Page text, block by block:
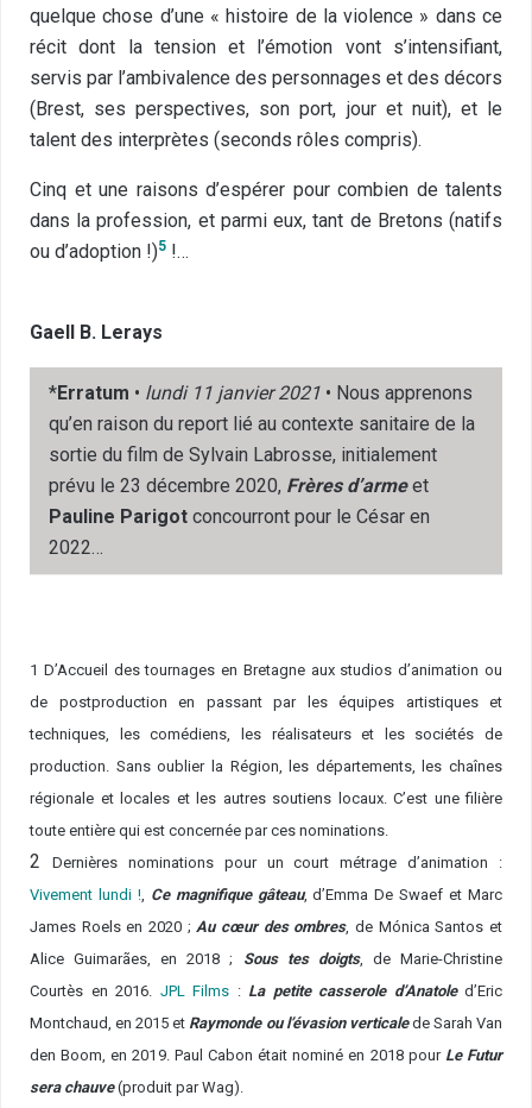
quelque chose d’une « histoire de la violence » dans ce
récit dont la tension et l’émotion vont s’intensifiant,
servis par l’ambivalence des personnages et des décors
(Brest, ses perspectives, son port, jour et nuit), et le
talent des interprètes (seconds rôles compris).
Cinq et une raisons d’espérer pour combien de talents
dans la profession, et parmi eux, tant de Bretons (natifs
ou d’adoption !)5 !…
Gaell B. Lerays
*Erratum • lundi 11 janvier 2021 • Nous apprenons
qu’en raison du report lié au contexte sanitaire de la
sortie du film de Sylvain Labrosse, initialement
prévu le 23 décembre 2020, Frères d’armeet
Pauline Parigot concourront pour le César en
2022…
1 D’Accueil des tournages en Bretagne aux studios d’animation ou
de postproduction en passant par les équipes artistiques et
techniques, les comédiens, les réalisateurs et les sociétés de
production. Sans oublier la Région, les départements, les chaînes
régionale et locales et les autres soutiens locaux. C’est une filière
toute entière qui est concernée par ces nominations.
2
Dernières nominations pour un court métrage d’animation :
Vivement lundi !
Ce magnifique gâteau, d’Emma De Swaef et Marc
James Roels en 2020 ; Au cœur des ombres, de Mónica Santos et
Alice Guimarães, en 2018 ; Sous tes doigts, de Marie-Christine
Courtès en 2016. JPL Films : La petite casserole d’Anatoled’Eric
Montchaud, en 2015 et Raymonde ou l’évasion verticalede Sarah Van
den Boom, en 2019. Paul Cabon était nominé en 2018 pour Le Futur
sera chauve(produit par Wag).